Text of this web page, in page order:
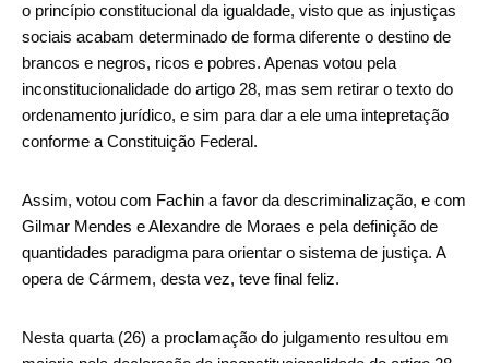
o princípio constitucional da igualdade, visto que as injustiças
sociais acabam determinado de forma diferente o destino de
brancos e negros, ricos e pobres. Apenas votou pela
inconstitucionalidade do artigo 28, mas sem retirar o texto do
ordenamento jurídico, e sim para dar a ele uma intepretação
conforme a Constituição Federal.
Assim, votou com Fachin a favor da descriminalização, e com
Gilmar Mendes e Alexandre de Moraes e pela definição de
quantidades paradigma para orientar o sistema de justiça. A
opera de Cármem, desta vez, teve final feliz.
Nesta quarta (26) a proclamação do julgamento resultou em